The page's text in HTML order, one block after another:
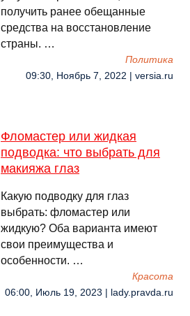
получить ранее обещанные
средства на восстановление
страны. …
Политика
09:30, Ноябрь 7, 2022 | versia.ru
Фломастер или жидкая
подводка: что выбрать для
макияжа глаз
Какую подводку для глаз
выбрать: фломастер или
жидкую? Оба варианта имеют
свои преимущества и
особенности. …
Красота
06:00, Июль 19, 2023 | lady.pravda.ru